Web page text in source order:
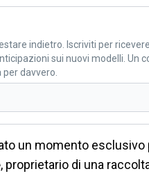
indietro. Iscriviti per
sui nuovi modelli. Un
davvero.
un momento esclusivo
, proprietario di una